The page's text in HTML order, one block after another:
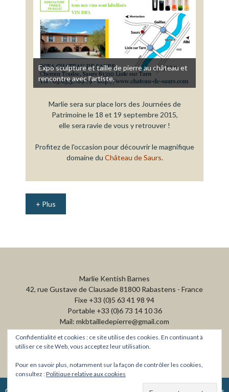
Expo sculpture et taille de pierre au château et
rencontre avec l'artiste.
Marlie sera sur place lors des Journées de
Patrimoine le 18 et 19 septembre 2015,
elle sera ravie de vous y retrouver !
Profitez de l'occasion pour découvrir le magnifique
domaine du Château de Saurs.
+ Plus
Marlie Kentish Barnes
42, rue Gustave de Clausade 81800 Rabastens - France
Fixe +33 (0)5 63 41 98 94
Portable +33 (0)6 73 14 10 36
Mail: mkbtailledepierre@gmail.com
Confidentialité et cookies : ce site utilise des cookies. En continuant à
utiliser ce site Web, vous acceptez leur utilisation.
Pour en savoir plus, notamment sur la façon de contrôler les cookies,
consultez :Politique relative aux cookies